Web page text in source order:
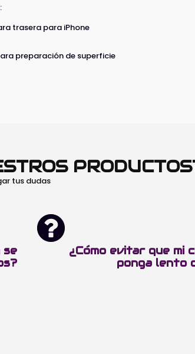
trasera para iPhone
preparación de superficie
tus dudas
se
¿Cómo evitar que mi
ponga lento